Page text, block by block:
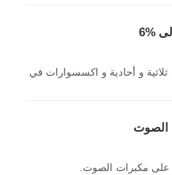
حوامل ثلاثية و أحادية و اكسسوارات في